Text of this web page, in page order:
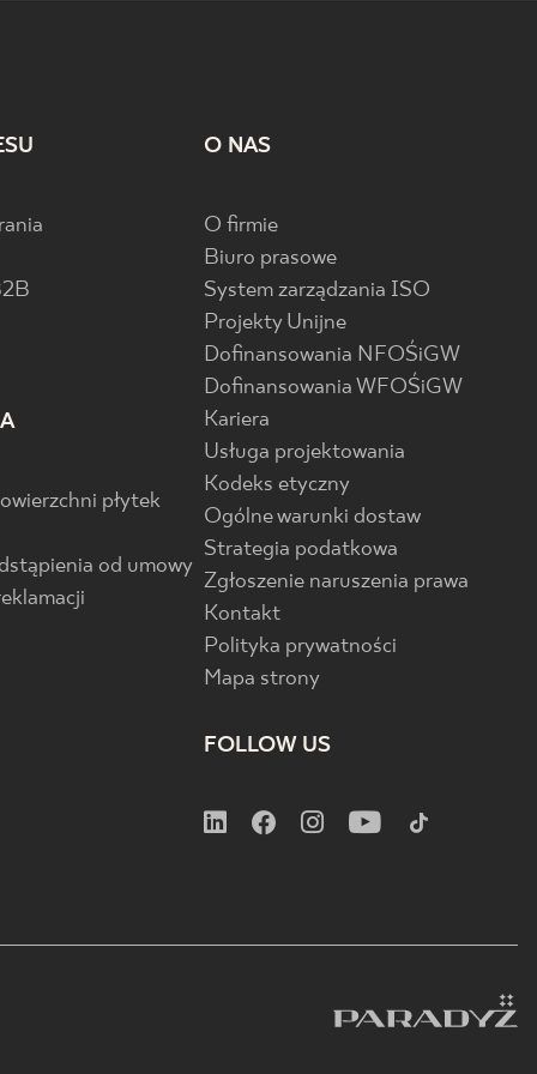
płytek
od umowy
O NAS
O firmie
Biuro prasowe
System zarządzania ISO
Projekty Unijne
Dofinansowania NFOŚiGW
Dofinansowania WFOŚiGW
Kariera
Usługa projektowania
Kodeks etyczny
Ogólne warunki dostaw
Strategia podatkowa
Zgłoszenie naruszenia prawa
Kontakt
Polityka prywatności
Mapa strony
FOLLOW US